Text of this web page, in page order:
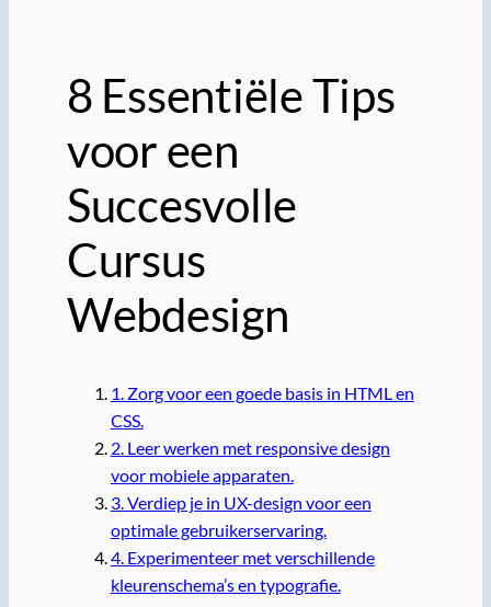
8 Essentiële Tips
voor een
Succesvolle
Cursus
Webdesign
1. Zorg voor een goede basis in HTML en
CSS.
2. Leer werken met responsive design
voor mobiele apparaten.
3. Verdiep je in UX-design voor een
optimale gebruikerservaring.
4. Experimenteer met verschillende
kleurenschema’s en typografie.